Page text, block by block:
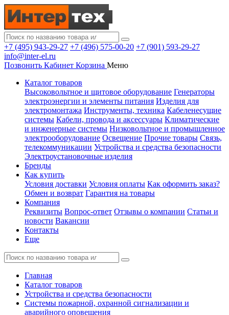
+7 (495) 943-29-27 +7 (496) 575-00-20 +7 (901) 593-29-27
info@inter-el.ru
Позвонить Кабинет Корзина Меню
Каталог товаров
Высоковольтное и щитовое оборудование Генераторы
электроэнергии и элементы питания Изделия для
электромонтажа Инструменты, техника Кабеленесущие
системы Кабели, провода и аксессуары Климатические
и инженерные системы Низковольтное и промышленное
электрооборудование Освещение Прочие товары Связь,
телекоммуникации Устройства и средства безопасности
Электроустановочные изделия
Бренды
Как купить
Условия доставки Условия оплаты Как оформить заказ?
Обмен и возврат Гарантия на товары
Компания
Реквизиты Вопрос-ответ Отзывы о компании Статьи и
новости Вакансии
Контакты
Еще
Главная
Каталог товаров
Устройства и средства безопасности
Системы пожарной, охранной сигнализации и
аварийного оповещения